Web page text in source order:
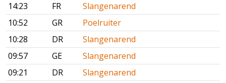
14:23
FR
Slangenarend
10:52
GR
Poelruiter
10:28
DR
Slangenarend
09:57
GE
Slangenarend
09:21
DR
Slangenarend